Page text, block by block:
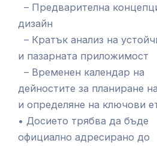
– Предварителна
дизайн
– Кратък анализ на
и пазарната приложимост
– Временен календар на
дейностите за планиране
и определяне на ключови
• Досието трябва да бъде
официално адресирано до